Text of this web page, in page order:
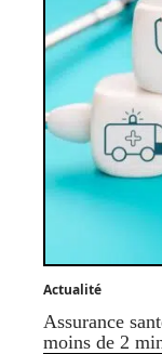
Actualité
Assurance
moins de 2